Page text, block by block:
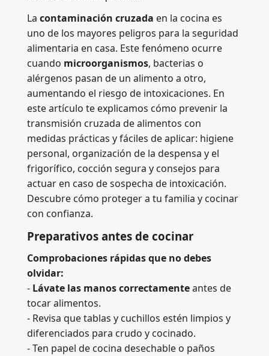
La contaminación cruzada en la cocina es
uno de los mayores peligros para la seguridad
alimentaria en casa. Este fenómeno ocurre
cuando microorganismos, bacterias o
alérgenos pasan de un alimento a otro,
aumentando el riesgo de intoxicaciones. En
este artículo te explicamos cómo prevenir la
transmisión cruzada de alimentos con
medidas prácticas y fáciles de aplicar: higiene
personal, organización de la despensa y el
frigorífico, cocción segura y consejos para
actuar en caso de sospecha de intoxicación.
Descubre cómo proteger a tu familia y cocinar
con confianza.
Preparativos antes de cocinar
Comprobaciones rápidas que no debes
olvidar:
- Lávate las manos correctamenteantes de
tocar alimentos.
- Revisa que tablas y cuchillos estén limpios y
diferenciados para crudo y cocinado.
- Ten papel de cocina desechable o paños